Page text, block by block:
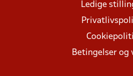
Ledige
Betingelser og